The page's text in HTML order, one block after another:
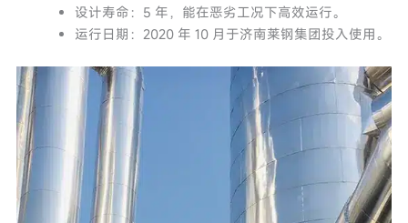
设计寿命：5 年，能在恶劣工况下高效运行。
运行日期：2020 年 10 月于济南莱钢集团投入使用。